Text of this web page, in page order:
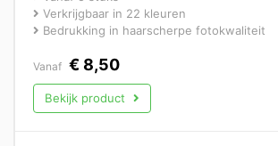
Verkrijgbaar in 22 kleuren
Bedrukking in haarscherpe fotokwaliteit
Vanaf € 8,50
Bekijk product